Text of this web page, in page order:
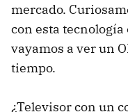
mercado.
con esta tecnología
vayamos a ver un
tiempo.
¿Televisor con un